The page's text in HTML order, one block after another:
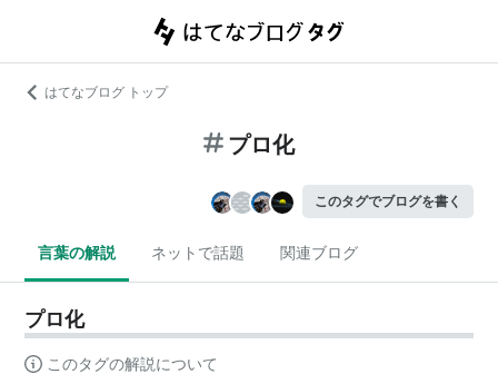
はてなブログ トップ
プロ化
このタグでブログを書く
言葉の解説 ネットで話題 関連ブログ
プロ化
このタグの解説について